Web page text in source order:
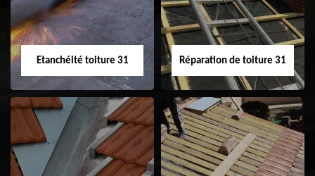
toiture 31
Etanchéité toiture 31
Etanchéité toiture
Réparation de toiture 31
Réparation de